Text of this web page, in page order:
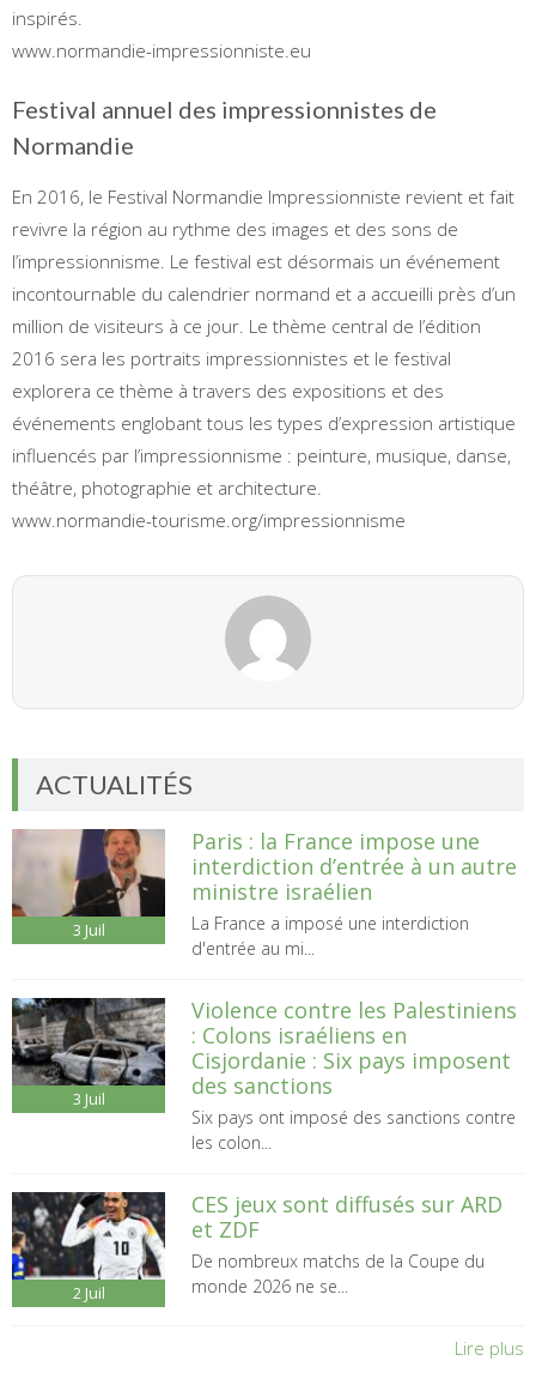
inspirés.
www.normandie-impressionniste.eu
Festival annuel des impressionnistes de
Normandie
En 2016, le Festival Normandie Impressionniste revient et fait
revivre la région au rythme des images et des sons de
l’impressionnisme. Le festival est désormais un événement
incontournable du calendrier normand et a accueilli près d’un
million de visiteurs à ce jour. Le thème central de l’édition
2016 sera les portraits impressionnistes et le festival
explorera ce thème à travers des expositions et des
événements englobant tous les types d’expression artistique
influencés par l’impressionnisme : peinture, musique, danse,
théâtre, photographie et architecture.
www.normandie-tourisme.org/impressionnisme
ACTUALITÉS
3 Juil
Paris : la France impose une
interdiction d’entrée à un autre
ministre israélien
La France a imposé une interdiction
d'entrée au mi...
3 Juil
Violence contre les Palestiniens
: Colons israéliens en
Cisjordanie : Six pays imposent
des sanctions
Six pays ont imposé des sanctions contre
les colon...
2 Juil
CES jeux sont diffusés sur ARD
et ZDF
De nombreux matchs de la Coupe du
monde 2026 ne se...
Lire plus